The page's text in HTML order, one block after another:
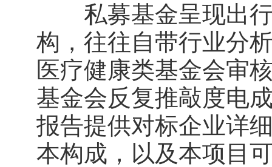
私募基金呈现出行
构，往往自带行业分
医疗健康类基金会审
基金会反复推敲度电
报告提供对标企业详
本构成，以及本项目